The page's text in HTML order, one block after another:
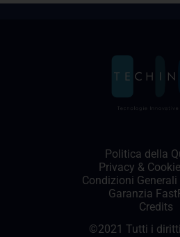
Politica della
Privacy &
Condizioni
Garanzia
Credits
©2021 Tutti i